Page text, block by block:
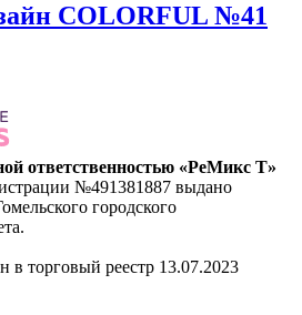
COLORFUL №41
ответственностью «РеМикс Т»
№491381887 выдано
городского
в торговый реестр 13.07.2023